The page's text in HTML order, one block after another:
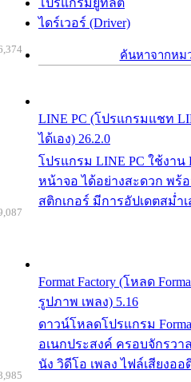
โปรแกรมยูทิลิตี้
ไดร์เวอร์ (Driver)
ค้นหาจากหม
LINE PC (โปรแกรมแชท
ได้เอง) 26.2.0
โปรแกรม LINE PC ใช้งา
หน้าจอ ได้อย่างสะดวก พร้
สติกเกอร์ มีการอัปเดตสม่ำ
Format Factory (โหลด
รูปภาพ เพลง) 5.16
ดาวน์โหลดโปรแกรม
อเนกประสงค์ ครอบจักรว
นัง วิดีโอ เพลง ไฟล์เสียงออ